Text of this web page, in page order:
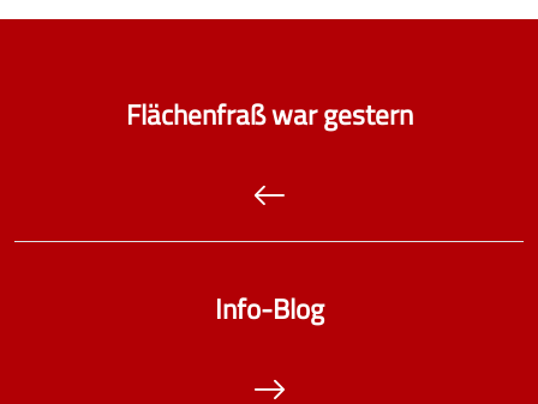
Flächenfraß war gestern
Info-Blog